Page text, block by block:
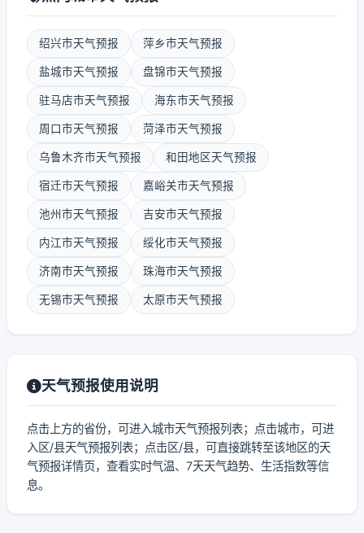
绍兴市天气预报 萍乡市天气预报
盐城市天气预报 盘锦市天气预报
驻马店市天气预报 海东市天气预报
周口市天气预报 菏泽市天气预报
乌鲁木齐市天气预报 和田地区天气预报
宿迁市天气预报 嘉峪关市天气预报
池州市天气预报 吉安市天气预报
内江市天气预报 绥化市天气预报
济南市天气预报 珠海市天气预报
无锡市天气预报 太原市天气预报
天气预报使用说明
点击上方的省份，可进入城市天气预报列表；点击城市，可进
入区/县天气预报列表；点击区/县，可直接跳转至该地区的天
气预报详情页，查看实时气温、7天天气趋势、生活指数等信
息。